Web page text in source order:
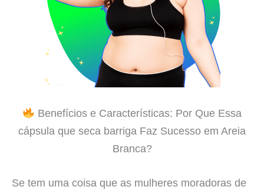
Benefícios e Características: Por Que Essa
cápsula que seca barriga Faz Sucesso em Areia
Branca?
Se tem uma coisa que as mulheres moradoras de